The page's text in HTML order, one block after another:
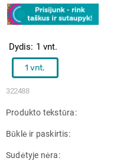
322488
Dydis 1 vnt.
1 vnt.
Produkto tekstūra
Būklė ir paskirtis
Sudėtyje nėra